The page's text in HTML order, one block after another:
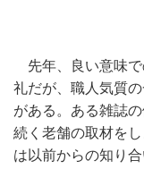
先年、良い意味で
礼だが、職人気質
がある。ある雑誌
続く老舗の取材を
は以前からの知り